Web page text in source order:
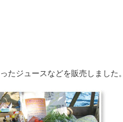
たジュースなどを販売しました。